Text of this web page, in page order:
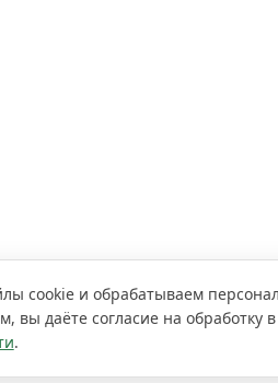
cookie и обрабатываем
вы даёте согласие на обработку
.